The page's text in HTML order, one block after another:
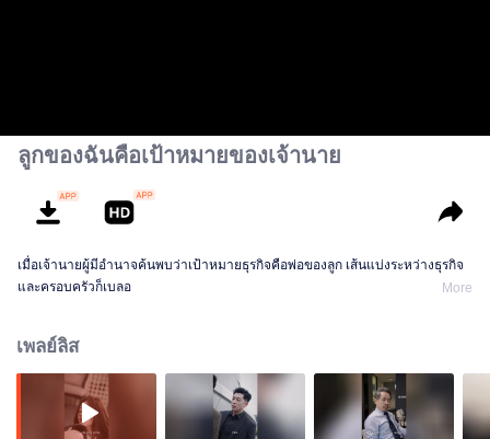
ลูกของฉันคือเป้าหมายของเจ้านาย
เมื่อเจ้านายผู้มีอำนาจค้นพบว่าเป้าหมายธุรกิจคือพ่อของลูก เส้นแบ่งระหว่างธุรกิจ
และครอบครัวก็เบลอ
More
เพลย์ลิส